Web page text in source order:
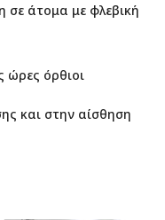
σε άτομα με φλεβική
ώρες όρθιοι
και στην αίσθηση